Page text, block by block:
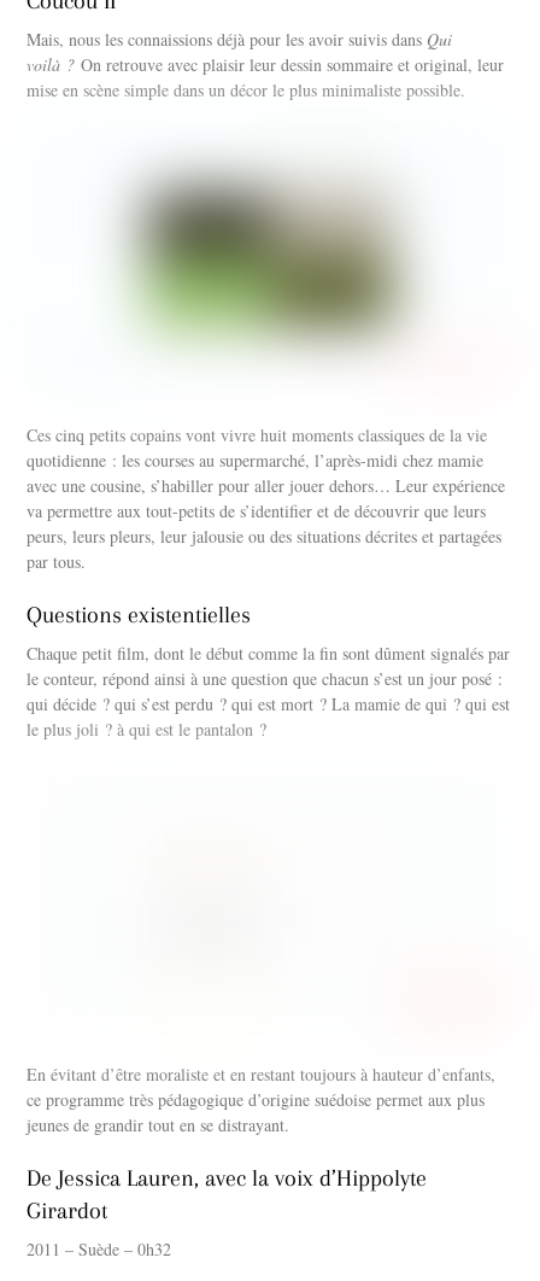
Mais, nous les connaissions déjà pour les avoir suivis dans Qui
voilà ? On retrouve avec plaisir leur dessin sommaire et original, leur
mise en scène simple dans un décor le plus minimaliste possible.
Ces cinq petits copains vont vivre huit moments classiques de la vie
quotidienne : les courses au supermarché, l’après-midi chez mamie
avec une cousine, s’habiller pour aller jouer dehors… Leur expérience
va permettre aux tout-petits de s’identifier et de découvrir que leurs
peurs, leurs pleurs, leur jalousie ou des situations décrites et partagées
par tous.
Questions existentielles
Chaque petit film, dont le début comme la fin sont dûment signalés par
le conteur, répond ainsi à une question que chacun s’est un jour posé :
qui décide ? qui s’est perdu ? qui est mort ? La mamie de qui ? qui est
le plus joli ? à qui est le pantalon ?
En évitant d’être moraliste et en restant toujours à hauteur d’enfants,
ce programme très pédagogique d’origine suédoise permet aux plus
jeunes de grandir tout en se distrayant.
De Jessica Lauren, avec la voix d’Hippolyte
Girardot
2011 – Suède – 0h32